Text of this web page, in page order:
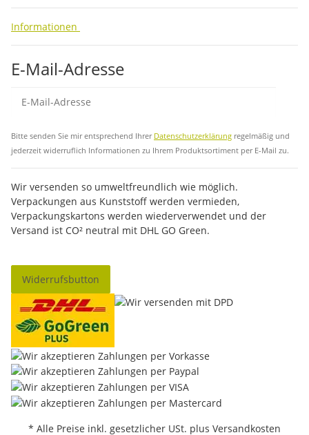
Informationen
E-Mail-Adresse
Bitte senden Sie mir entsprechend Ihrer Datenschutzerklärung regelmäßig und
jederzeit widerruflich Informationen zu Ihrem Produktsortiment per E-Mail zu.
Wir versenden so umweltfreundlich wie möglich.
Verpackungen aus Kunststoff werden vermieden,
Verpackungskartons werden wiederverwendet und der
Versand ist CO² neutral mit DHL GO Green.
Widerrufsbutton
* Alle Preise inkl. gesetzlicher USt. plus Versandkosten